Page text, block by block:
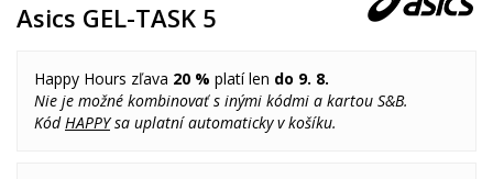
Asics GEL-TASK 5
Happy Hours zľava 20 % platí len do 9. 8.
Nie je možné kombinovať s inými kódmi a kartou S&B.
KódHAPPYsa uplatní automaticky v košíku.